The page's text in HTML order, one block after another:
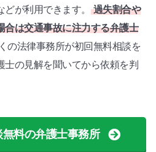
が利用できます。
過失割合や
合は交通事故に注力する弁護士
の法律事務所が初回無料相談を
の見解を聞いてから依頼を判
料の弁護士事務所